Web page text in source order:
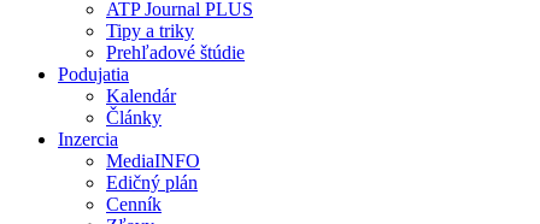
ATP Journal PLUS
Tipy a triky
Prehľadové štúdie
Podujatia
Kalendár
Články
Inzercia
MediaINFO
Edičný plán
Cenník